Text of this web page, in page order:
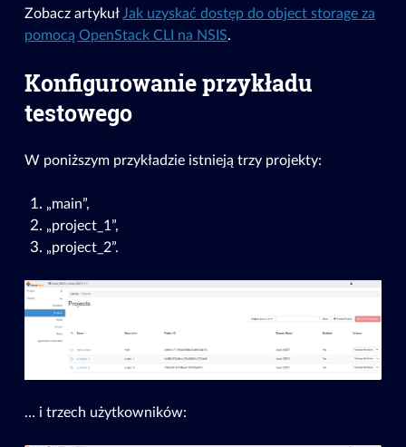
Zobacz artykułJak uzyskać dostęp do object storage za
pomocą OpenStack CLI na NSIS.
Konfigurowanie przykładu
testowego
W poniższym przykładzie istnieją trzy projekty:
„main”,
„project_1”,
„project_2”.
… i trzech użytkowników: